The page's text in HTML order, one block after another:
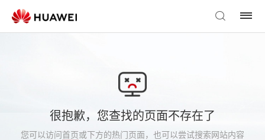
很抱歉，您查找的页面不存在了
您可以访问首页或下方的热门页面，也可以尝试搜索网站内容